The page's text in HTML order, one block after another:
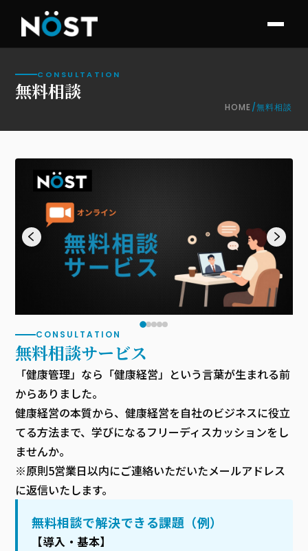
CONSULTATION
無料相談
HOME/無料相談
CONSULTATION
無料相談サービス
「健康管理」なら「健康経営」という言葉が生まれる前
からありました。
健康経営の本質から、健康経営を自社のビジネスに役立
てる方法まで、学びになるフリーディスカッションをし
ませんか。
※原則5営業日以内にご連絡いただいたメールアドレス
に返信いたします。
無料相談で解決できる課題（例）
【導入・基本】